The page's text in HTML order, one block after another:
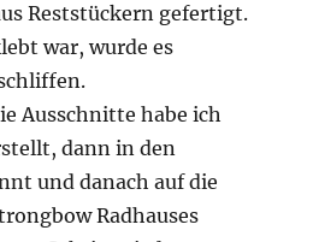
Reststückern gefertigt.
war, wurde es
Ausschnitte habe ich
dann in den
und danach auf die
Radhauses